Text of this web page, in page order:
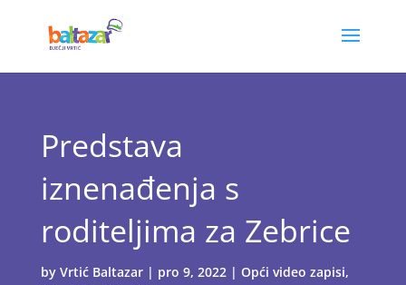
Predstava
iznenađenja s
roditeljima za Zebrice
by Vrtić Baltazar| pro 9, 2022| Opći video zapisi,